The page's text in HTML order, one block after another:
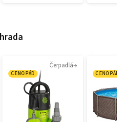
Čerpadlá
CENOPÁD CENOPÁD